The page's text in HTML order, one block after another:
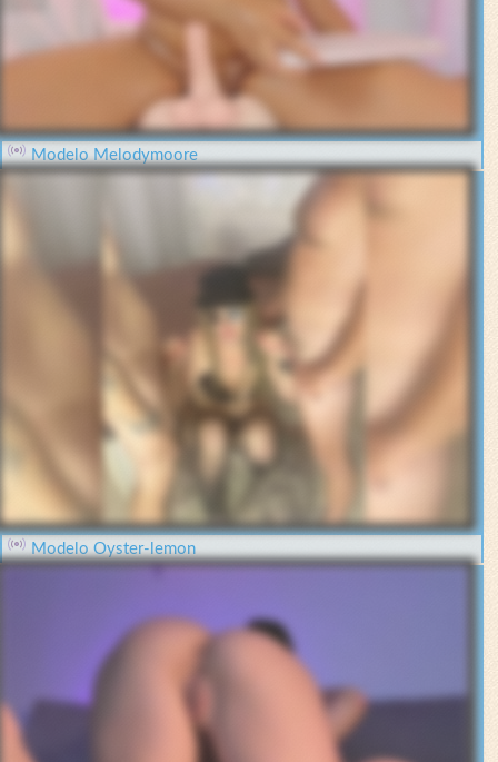
Modelo Melodymoore
Modelo Oyster-lemon